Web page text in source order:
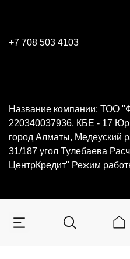
+7 708 503 4103
Название компании: ТОО
220340037936, КБЕ - 17
город Алматы, Медеуский
31/187 угол Тулебаева
ЦентрКредит" Режим
© 2026 Все